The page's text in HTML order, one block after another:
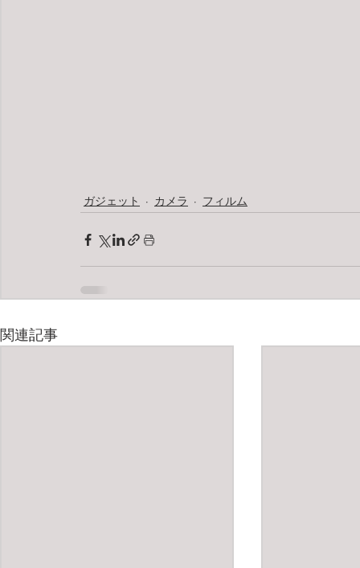
ガジェット カメラ フィルム
関連記事